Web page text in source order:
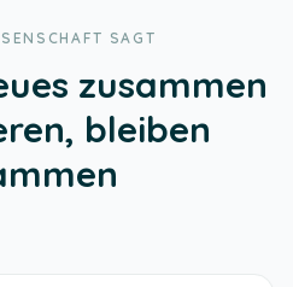
SAGT
zusammen
bleiben